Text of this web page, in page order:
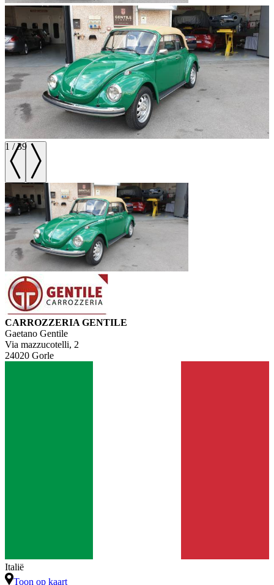
1 /39
CARROZZERIA GENTILE
Gaetano Gentile
Via mazzucotelli, 2
24020 Gorle
Italië
Toon op kaart